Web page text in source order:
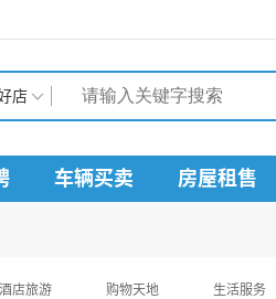
店
车辆买卖 房屋租售
酒店旅游 购物天地 生活服务